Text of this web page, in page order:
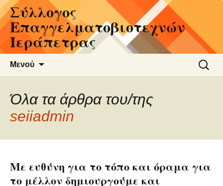
Μετάβαση
σε
περιεχόμενο
Σύλλογος
Επαγγελματοβιοτεχνών
Ιεράπετρας
Μενού
για:
Όλα τα άρθρα του/της
seiiadmin
Με ευθύνη για το τόπο και όραμα για
το μέλλον δημιουργούμε και